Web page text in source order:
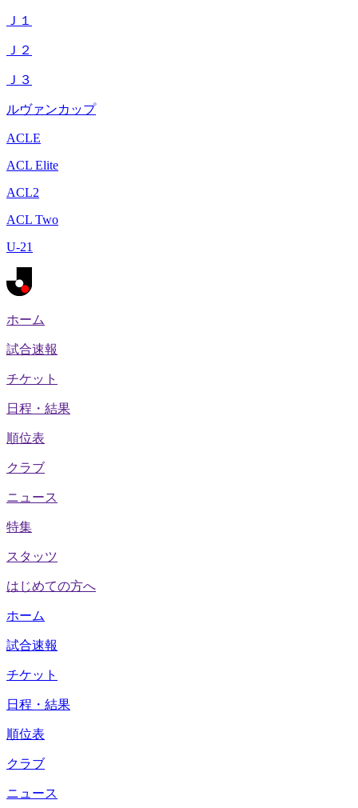
Ｊ１
Ｊ２
Ｊ３
ルヴァンカップ
ACLE
ACL Elite
ACL2
ACL Two
U-21
ホーム
試合速報
チケット
日程・結果
順位表
クラブ
ニュース
特集
スタッツ
はじめての方へ
ホーム
試合速報
チケット
日程・結果
順位表
クラブ
ニュース